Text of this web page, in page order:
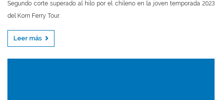
Segundo corte superado al hilo por el chileno en la joven temporada 2023
del Korn Ferry Tour.
Leer más